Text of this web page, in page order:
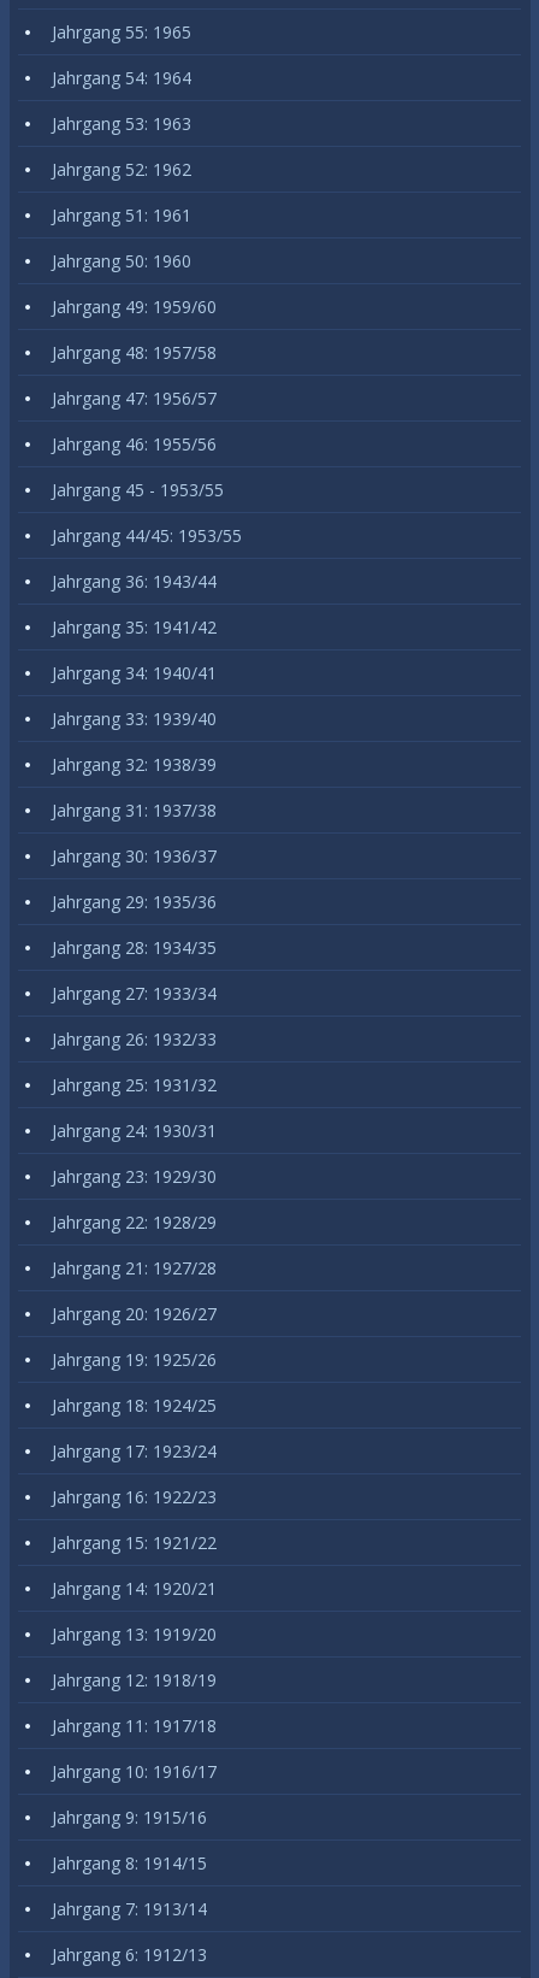
Jahrgang 55: 1965
Jahrgang 54: 1964
Jahrgang 53: 1963
Jahrgang 52: 1962
Jahrgang 51: 1961
Jahrgang 50: 1960
Jahrgang 49: 1959/60
Jahrgang 48: 1957/58
Jahrgang 47: 1956/57
Jahrgang 46: 1955/56
Jahrgang 45 - 1953/55
Jahrgang 44/45: 1953/55
Jahrgang 36: 1943/44
Jahrgang 35: 1941/42
Jahrgang 34: 1940/41
Jahrgang 33: 1939/40
Jahrgang 32: 1938/39
Jahrgang 31: 1937/38
Jahrgang 30: 1936/37
Jahrgang 29: 1935/36
Jahrgang 28: 1934/35
Jahrgang 27: 1933/34
Jahrgang 26: 1932/33
Jahrgang 25: 1931/32
Jahrgang 24: 1930/31
Jahrgang 23: 1929/30
Jahrgang 22: 1928/29
Jahrgang 21: 1927/28
Jahrgang 20: 1926/27
Jahrgang 19: 1925/26
Jahrgang 18: 1924/25
Jahrgang 17: 1923/24
Jahrgang 16: 1922/23
Jahrgang 15: 1921/22
Jahrgang 14: 1920/21
Jahrgang 13: 1919/20
Jahrgang 12: 1918/19
Jahrgang 11: 1917/18
Jahrgang 10: 1916/17
Jahrgang 9: 1915/16
Jahrgang 8: 1914/15
Jahrgang 7: 1913/14
Jahrgang 6: 1912/13